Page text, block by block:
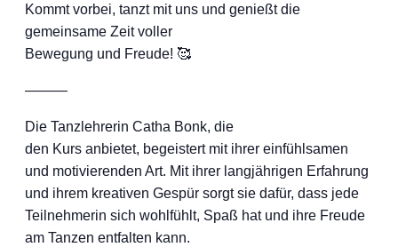
Kommt vorbei, tanzt mit uns und genießt die
gemeinsame Zeit voller
Bewegung und Freude! 🥰
———
Die Tanzlehrerin Catha Bonk, die
den Kurs anbietet, begeistert mit ihrer einfühlsamen
und motivierenden Art. Mit ihrer langjährigen Erfahrung
und ihrem kreativen Gespür sorgt sie dafür, dass jede
Teilnehmerin sich wohlfühlt, Spaß hat und ihre Freude
am Tanzen entfalten kann.